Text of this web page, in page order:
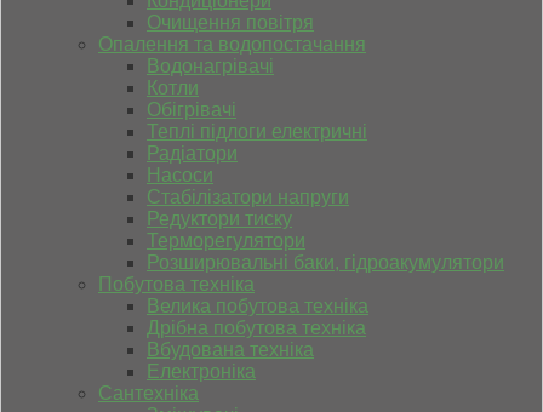
Очищення повітря
Опалення та водопостачання
Водонагрівачі
Котли
Обігрівачі
Теплі підлоги електричні
Радіатори
Насоси
Стабілізатори напруги
Редуктори тиску
Терморегулятори
Розширювальні баки, гідроакумулятори
Побутова техніка
Велика побутова техніка
Дрібна побутова техніка
Вбудована техніка
Електроніка
Сантехніка